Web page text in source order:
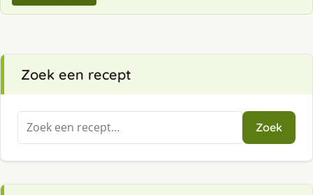
Zoek een recept
Zoeken
naar:
Zoek